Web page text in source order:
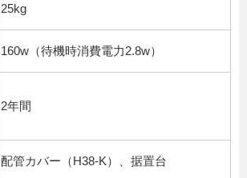
25kg
160w（待機時消費電力2.8w）
2年間
配管カバー（H38-K）、据置台